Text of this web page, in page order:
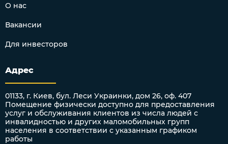
О нас
Вакансии
Для инвесторов
Адрес
01133, г. Киев, бул. Леси Украинки, дом 26, оф. 407
Помещение физически доступно для предоставления
услуг и обслуживания клиентов из числа людей с
инвалидностью и других маломобильных групп
населения в соответствии с указанным графиком
работы